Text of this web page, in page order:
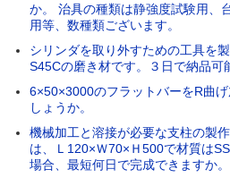
か。 治具の種類は静強度試験用、
用等、数種類ございます。
シリンダを取り外すための工具を
S45Cの磨き材です。３日で納品可
6×50×3000のフラットバーをR曲
しょうか。
機械加工と溶接が必要な支柱の製
は、Ｌ120×Ｗ70×Ｈ500で材質は
場合、最短何日で完成できますか。